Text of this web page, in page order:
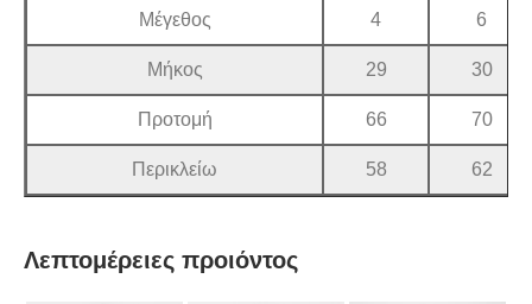
Μέγεθος 4 6
Μήκος 29 30
Προτομή 66 70
Περικλείω 58 62
Λεπτομέρειες προιόντος